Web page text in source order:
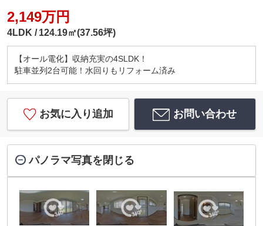
2,149万円
4LDK 124.19㎡(37.56坪)
【オール電化】収納充実の4SLDK！
駐車並列2台可能！水回りもリフォーム済み
お気に入り追加 お問い合わせ
パノラマ写真を閉じる